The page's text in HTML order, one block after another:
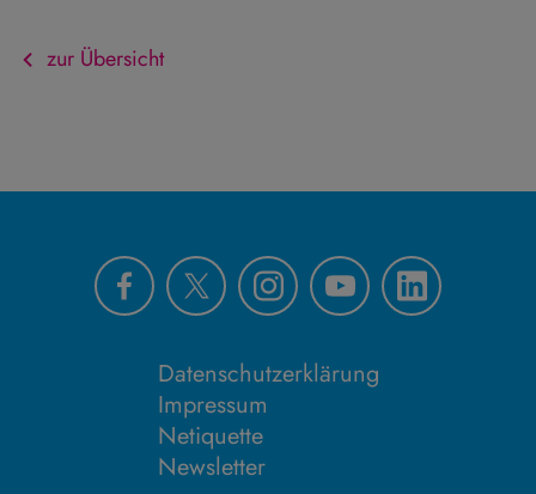
zur Übersicht
Datenschutzerklärung
Impressum
Netiquette
Newsletter